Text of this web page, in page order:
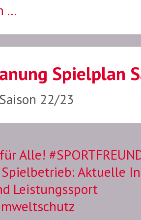
...
Spielplan
22/23
Alle!
Spielbetrieb: Aktuelle
Leistungssport